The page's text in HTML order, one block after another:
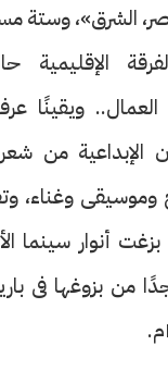
الشرق»، وستة
الإقليمية
ويقينًا
الإبداعية من
وموسيقى وغناء،
من بزوغها فى